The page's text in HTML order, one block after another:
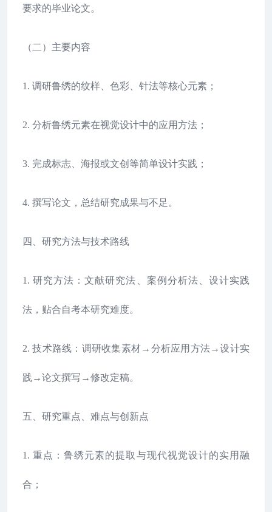
要求的毕业论文。
（二）主要内容
1. 调研鲁绣的纹样、色彩、针法等核心元素；
2. 分析鲁绣元素在视觉设计中的应用方法；
3. 完成标志、海报或文创等简单设计实践；
4. 撰写论文，总结研究成果与不足。
四、研究方法与技术路线
1. 研究方法：文献研究法、案例分析法、设计实践
法，贴合自考本研究难度。
2. 技术路线：调研收集素材→分析应用方法→设计实
践→论文撰写→修改定稿。
五、研究重点、难点与创新点
1. 重点：鲁绣元素的提取与现代视觉设计的实用融
合；